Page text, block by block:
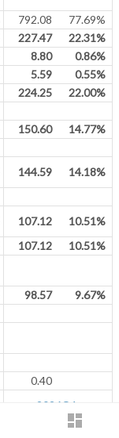
dashboard
登入
792.08
77.69%
227.47
22.31%
8.80
0.86%
5.59
0.55%
224.25
22.00%
150.60
14.77%
144.59
14.18%
107.12
10.51%
107.12
10.51%
98.57
9.67%
0.40
2026Q1